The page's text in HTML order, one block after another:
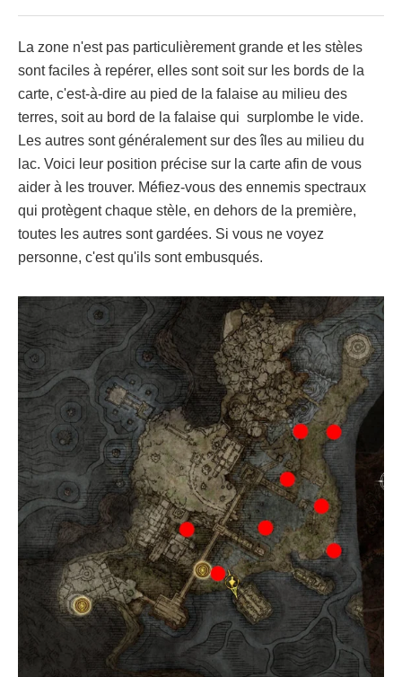
La zone n'est pas particulièrement grande et les stèles
sont faciles à repérer, elles sont soit sur les bords de la
carte, c'est-à-dire au pied de la falaise au milieu des
terres, soit au bord de la falaise qui surplombe le vide.
Les autres sont généralement sur des îles au milieu du
lac. Voici leur position précise sur la carte afin de vous
aider à les trouver. Méfiez-vous des ennemis spectraux
qui protègent chaque stèle, en dehors de la première,
toutes les autres sont gardées. Si vous ne voyez
personne, c'est qu'ils sont embusqués.